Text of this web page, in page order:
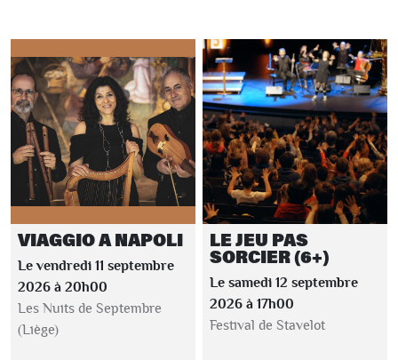
VIAGGIO A NAPOLI
Le vendredi 11 septembre
2026 à 20h00
Les Nuits de Septembre
(Liège)
LE JEU PAS
SORCIER (6+)
Le samedi 12 septembre
2026 à 17h00
Festival de Stavelot